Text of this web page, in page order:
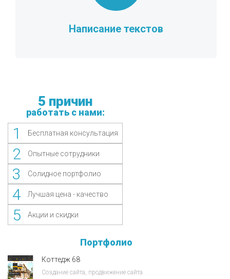
Написание текстов
5 причин
работать с нами:
1 Бесплатная консультация
2 Опытные сотрудники
3 Солидное портфолио
4 Лучшая цена - качество
5 Акции и скидки
Портфолио
Коттедж 68
Создание сайта, продвижение сайта